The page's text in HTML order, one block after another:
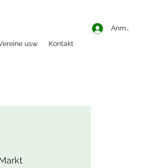
usw. Kontakt
Anmelden